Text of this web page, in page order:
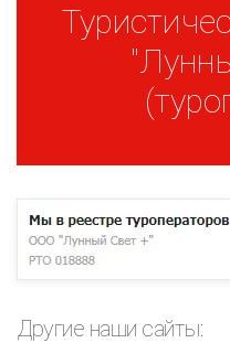
Другие наши сайты: